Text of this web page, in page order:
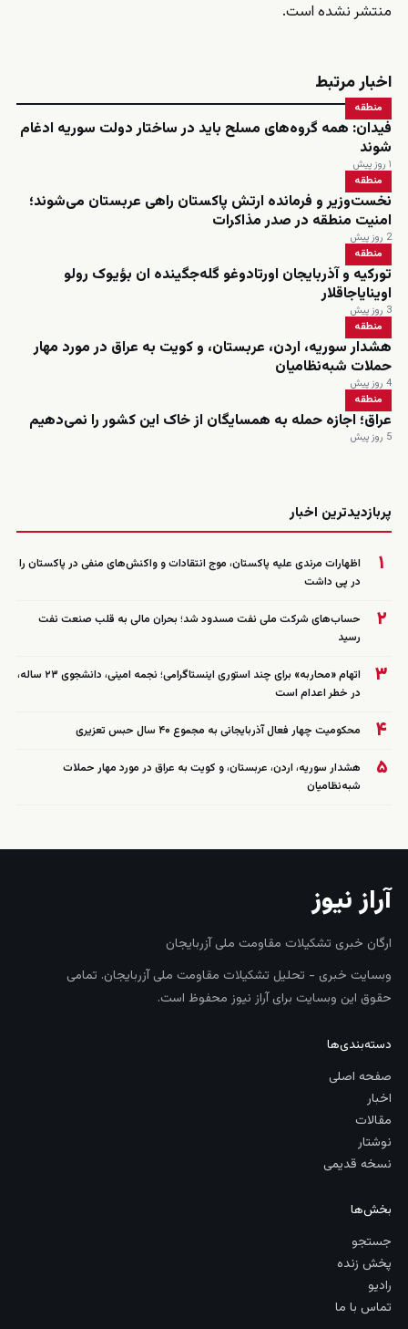
منتشر نشده است.
اخبار مرتبط
منطقه
فیدان: همه گروه‌های مسلح باید در ساختار دولت سوریه ادغام
شوند
۱ روز پیش
منطقه
نخست‌وزیر و فرمانده ارتش پاکستان راهی عربستان می‌شوند؛
امنیت منطقه در صدر مذاکرات
2 روز پیش
منطقه
تورکیه و آذربایجان اورتادوغو گله‌جگینده ان بؤیوک رولو
اوینایاجاقلار
3 روز پیش
منطقه
هشدار سوریه، اردن، عربستان، و کویت به عراق در مورد مهار
حملات شبه‌نظامیان
4 روز پیش
منطقه
عراق؛ اجازه حمله به همسایگان از خاک این کشور را نمی‌دهیم
5 روز پیش
پربازدیدترین اخبار
۱
اظهارات مرندی علیه پاکستان، موج انتقادات و واکنش‌های منفی در پاکستان را
در پی داشت
۲
حساب‌های شرکت ملی نفت مسدود شد؛ بحران مالی به قلب صنعت نفت
رسید
۳
اتهام «محاربه» برای چند استوری اینستاگرامی؛ نجمه امینی، دانشجوی ۲۳ ساله،
در خطر اعدام است
۴ محکومیت چهار فعال آذربایجانی به مجموع ۴۰ سال حبس تعزیری
۵
هشدار سوریه، اردن، عربستان، و کویت به عراق در مورد مهار حملات
شبه‌نظامیان
آراز نیوز
ارگان خبری تشکیلات مقاومت ملی آزربایجان
وبسایت خبری - تحلیل تشکیلات مقاومت ملی آزربایجان. تمامی
حقوق این وبسایت برای آراز نیوز محفوظ است.
دسته‌بندی‌ها
صفحه اصلی
اخبار
مقالات
نوشتار
نسخه قدیمی
بخش‌ها
جستجو
پخش زنده
رادیو
تماس با ما